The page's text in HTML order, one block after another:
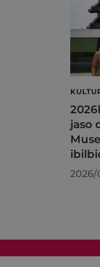
jaso
2026/